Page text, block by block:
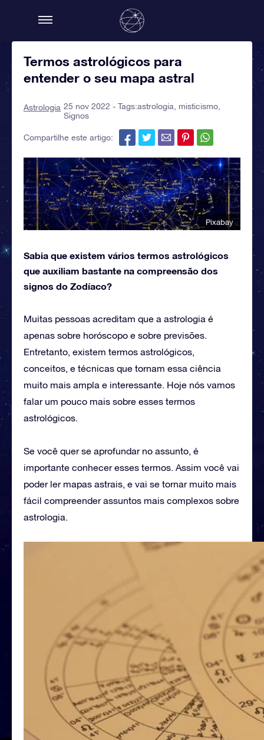
Termos astrológicos para
entender o seu mapa astral
Astrologia 25 nov 2022 - Tags:astrologia misticismo
Signos
Compartilhe este artigo:
Pixabay
Sabia que existem vários termos astrológicos
que auxiliam bastante na compreensão dos
signos do Zodíaco?
Muitas pessoas acreditam que a astrologia é
apenas sobre horóscopo e sobre previsões.
Entretanto, existem termos astrológicos,
conceitos, e técnicas que tornam essa ciência
muito mais ampla e interessante. Hoje nós vamos
falar um pouco mais sobre esses termos
astrológicos.
Se você quer se aprofundar no assunto, é
importante conhecer esses termos. Assim você vai
poder ler mapas astrais, e vai se tornar muito mais
fácil compreender assuntos mais complexos sobre
astrologia.